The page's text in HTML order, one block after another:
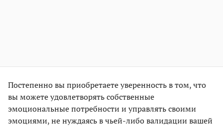
Постепенно вы приобретаете уверенность в том, что
вы можете удовлетворять собственные
эмоциональные потребности и управлять своими
эмоциями, не нуждаясь в чьей-либо валидации вашей